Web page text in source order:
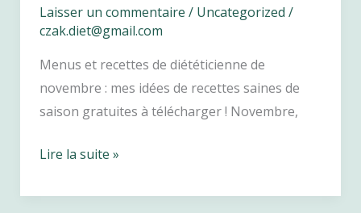
Laisser un commentaire / Uncategorized /
czak.diet@gmail.com
Menus et recettes de diététicienne de
novembre : mes idées de recettes saines de
saison gratuites à télécharger ! Novembre,
Recettes
diet
Lire la suite »